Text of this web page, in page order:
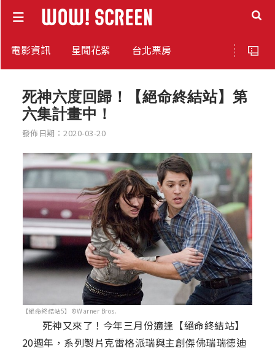
電影資訊 星聞花絮 台北票房
死神六度回歸！【絕命終結站】第
六集計畫中！
發佈日期：2020-03-20
【絕命終結站5】©Warner Bros.
死神又來了！今年三月份適逢【絕命終結站】
20週年，系列製片克雷格派瑞與主創傑佛瑞瑞德迪